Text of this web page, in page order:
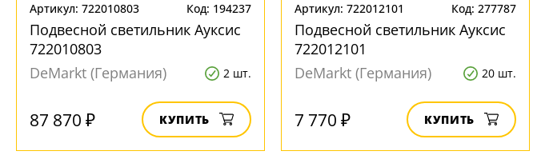
Артикул: 722010803 Код: 194237
Подвесной светильник Ауксис
722010803
DeMarkt (Германия)
2 шт.
87 870 ₽ КУПИТЬ
Артикул: 722012101 Код: 277787
Подвесной светильник Ауксис
722012101
DeMarkt (Германия)
20 шт.
7 770 ₽ КУПИТЬ